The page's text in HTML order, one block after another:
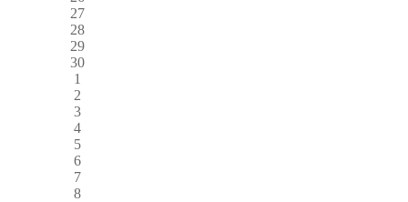
27
28
29
30
1
2
3
4
5
6
7
8